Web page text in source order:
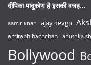
दीपिका पादुकोण है इसकी वजह…
aamir khan ajay devgn
amitabh bachchan anushka
Bollywood